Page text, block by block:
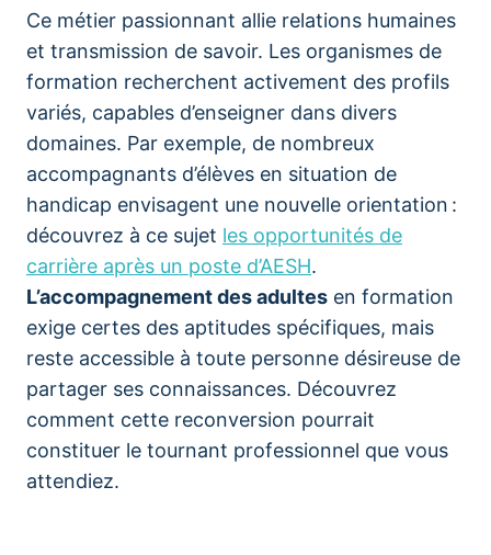
Ce métier passionnant allie relations humaines
et transmission de savoir. Les organismes de
formation recherchent activement des profils
variés, capables d’enseigner dans divers
domaines. Par exemple, de nombreux
accompagnants d’élèves en situation de
handicap envisagent une nouvelle orientation :
découvrez à ce sujet les opportunités de
carrière après un poste d’AESH.
L’accompagnement des adultes en formation
exige certes des aptitudes spécifiques, mais
reste accessible à toute personne désireuse de
partager ses connaissances. Découvrez
comment cette reconversion pourrait
constituer le tournant professionnel que vous
attendiez.